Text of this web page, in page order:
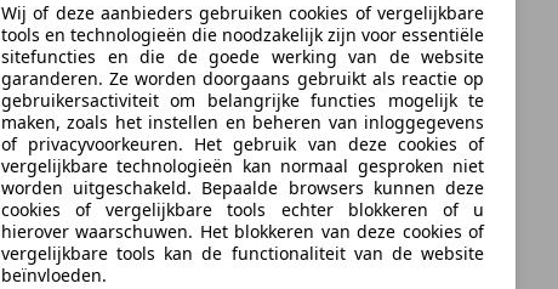
Wij of deze aanbieders gebruiken cookies of vergelijkbare
tools en technologieën die noodzakelijk zijn voor essentiële
sitefuncties en die de goede werking van de website
garanderen. Ze worden doorgaans gebruikt als reactie op
gebruikersactiviteit om belangrijke functies mogelijk te
maken, zoals het instellen en beheren van inloggegevens
of privacyvoorkeuren. Het gebruik van deze cookies of
vergelijkbare technologieën kan normaal gesproken niet
worden uitgeschakeld. Bepaalde browsers kunnen deze
cookies of vergelijkbare tools echter blokkeren of u
hierover waarschuwen. Het blokkeren van deze cookies of
vergelijkbare tools kan de functionaliteit van de website
beïnvloeden.